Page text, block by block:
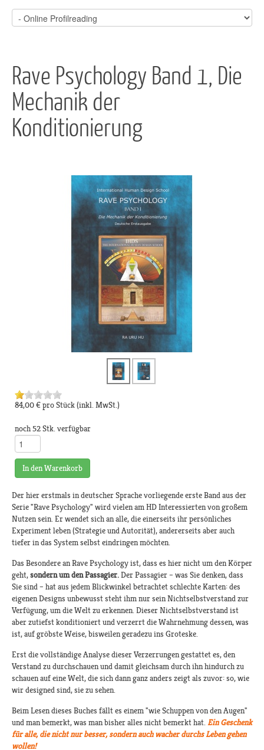
Rave Psychology Band 1, Die
Mechanik der
Konditionierung
84,00 €pro Stück(inkl. MwSt.)
noch 52 Stk. verfügbar
In den Warenkorb
Der hier erstmals in deutscher Sprache vorliegende erste Band aus der
Serie "Rave Psychology" wird vielen am HD Interessierten von großem
Nutzen sein. Er wendet sich an alle, die einerseits ihr persönliches
Experiment leben (Strategie und Autorität), andererseits aber auch
tiefer in das System selbst eindringen möchten.
Das Besondere an Rave Psychology ist, dass es hier nicht um den Körper
geht,sondern um den Passagier.Der Passagier – was Sie denken, dass
Sie sind – hat aus jedem Blickwinkel betrachtet schlechte Karten: des
eigenen Designs unbewusst steht ihm nur sein Nichtselbstverstand zur
Verfügung, um die Welt zu erkennen. Dieser Nichtselbstverstand ist
aber zutiefst konditioniert und verzerrt die Wahrnehmung dessen, was
ist, auf gröbste Weise, bisweilen geradezu ins Groteske.
Erst die vollständige Analyse dieser Verzerrungen gestattet es, den
Verstand zu durchschauen und damit gleichsam durch ihn hindurch zu
schauen auf eine Welt, die sich dann ganz anders zeigt als zuvor: so, wie
wir designed sind, sie zu sehen.
Beim Lesen dieses Buches fällt es einem "wie Schuppen von den Augen"
und man bemerkt, was man bisher alles nicht bemerkt hat. Ein Geschenk
für alle, die nicht nur besser, sondern auch wacher durchs Leben gehen
wollen!